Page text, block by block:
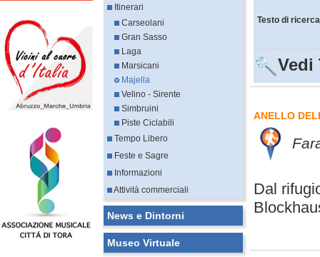
Itinerari
Carseolani
Gran Sasso
Laga
Marsicani
Majella
Velino - Sirente
Simbruini
Piste Ciclabili
Tempo Libero
Feste e Sagre
Informazioni
Attività commerciali
News e Dintorni
Museo Virtuale
Testo di
Vedi
ANELLO
Dal